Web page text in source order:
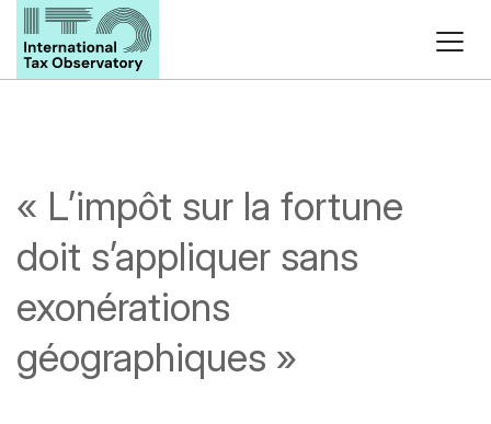
« L’impôt sur la fortune
doit s’appliquer sans
exonérations
géographiques »